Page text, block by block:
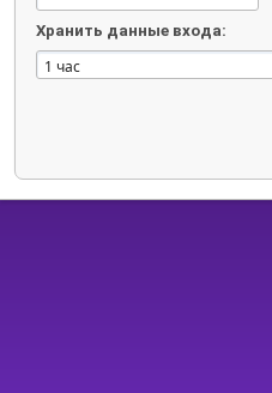
Хранить данные входа: